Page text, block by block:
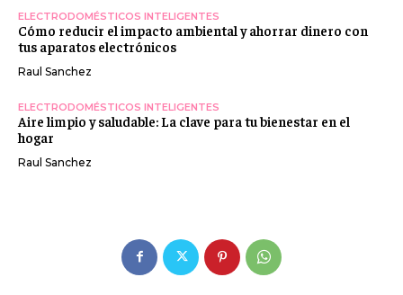
ELECTRODOMÉSTICOS INTELIGENTES
Cómo reducir el impacto ambiental y ahorrar dinero con
tus aparatos electrónicos
Raul Sanchez
ELECTRODOMÉSTICOS INTELIGENTES
Aire limpio y saludable: La clave para tu bienestar en el
hogar
Raul Sanchez